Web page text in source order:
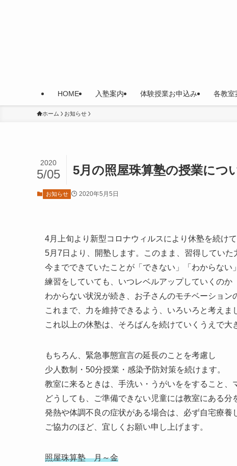
HOME 入塾案内 体験授業お申込み 各教室
ホーム お知らせ
5月の照屋珠算塾の授業につ
2020
5/05
お知らせ 2020年5月5日
4月上旬より新型コロナウィルスにより休塾を続け
5月7日より、開塾します。このまま、習得していた
今までできていたことが「できない」「わからない
練習をしていても、いつレベルアップしていくのか
わからない状況が続き、お子さんのモチベーション
これまで、力を維持できるよう、いろいろと考えま
これ以上の休塾は、そろばんを続けていくうえで大
もちろん、緊急事態宣言の延長のことを考慮し
少人数制・50分授業・感染予防対策を続けます。
教室に来るときは、手洗い・うがいををすること、
どうしても、ご準備できない児童には教室にある分
発熱や体調不良の症状がある場合は、必ず自宅療養
ご協力のほど、宜しくお願い申し上げます。
照屋珠算塾 月～金